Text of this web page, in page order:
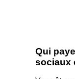
Qui
sociaux